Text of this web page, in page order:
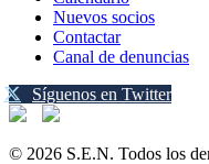
Nuevos socios
Contactar
Canal de denuncias
Síguenos en Twitter
© 2026 S.E.N. Todos los